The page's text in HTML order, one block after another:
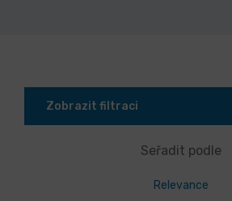
Zobrazit filtraci
Seřadit podle
Relevance